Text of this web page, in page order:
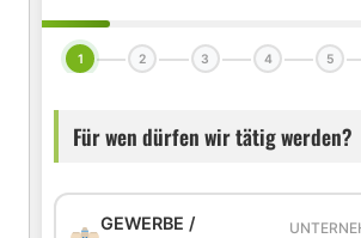
1 2 3 4 5
Für wen dürfen wir tätig werden?
GEWERBE /